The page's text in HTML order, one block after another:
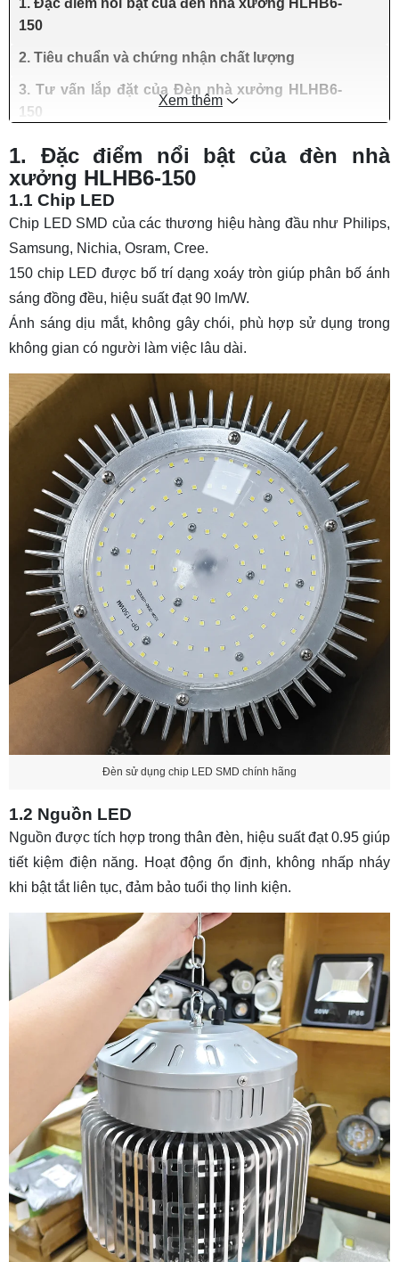
150
2. Tiêu chuẩn và chứng nhận chất lượng
3. Tư vấn lắp đặt của Đèn nhà xưởng HLHB6-
150
Xem thêm
1. Đặc điểm nổi bật của đèn nhà
xưởng HLHB6-150
1.1 Chip LED
Chip LED SMD của các thương hiệu hàng đầu như Philips,
Samsung, Nichia, Osram, Cree.
150 chip LED được bố trí dạng xoáy tròn giúp phân bố ánh
sáng đồng đều, hiệu suất đạt 90 lm/W.
Ánh sáng dịu mắt, không gây chói, phù hợp sử dụng trong
không gian có người làm việc lâu dài.
Đèn sử dụng chip LED SMD chính hãng
1.2 Nguồn LED
Nguồn được tích hợp trong thân đèn, hiệu suất đạt 0.95 giúp
tiết kiệm điện năng. Hoạt động ổn định, không nhấp nháy
khi bật tắt liên tục, đảm bảo tuổi thọ linh kiện.